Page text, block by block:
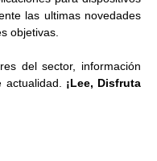
las ultimas novedades
objetivas.
del sector, información
¡Lee, Disfruta